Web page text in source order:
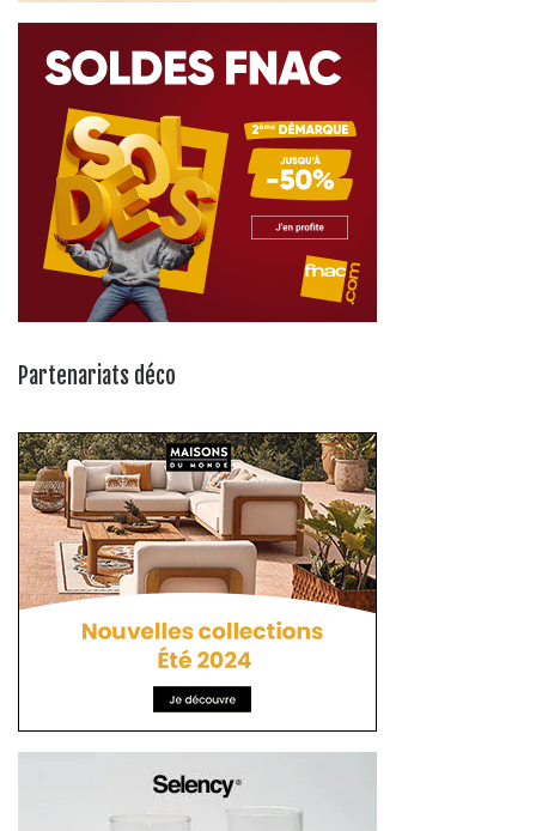
Partenariats déco